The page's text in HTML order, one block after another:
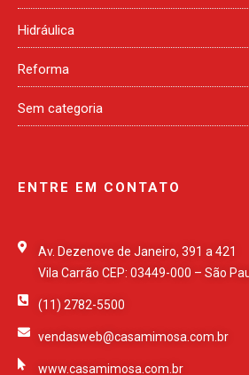
Hidráulica
Reforma
Sem categoria
ENTRE EM CONTATO
Av. Dezenove de Janeiro, 391 a 421
Vila Carrão CEP: 03449-000 – São
(11) 2782-5500
vendasweb@casamimosa.com.br
www.casamimosa.com.br